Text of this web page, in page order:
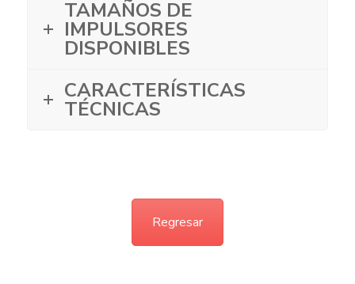
TAMAÑOS DE
IMPULSORES
DISPONIBLES
CARACTERÍSTICAS
TÉCNICAS
Regresar